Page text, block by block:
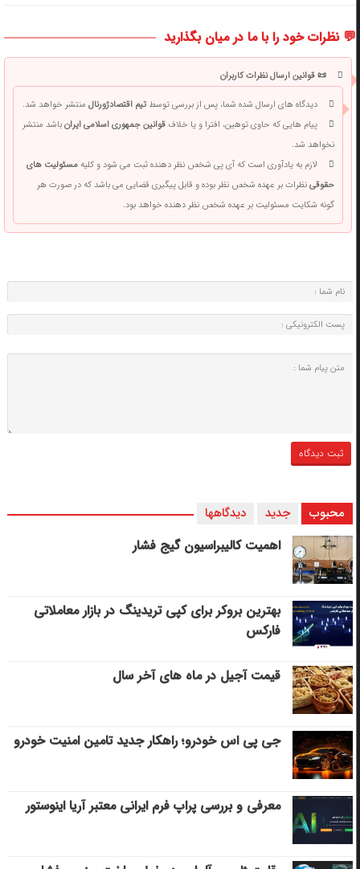
💬 نظرات خود را با ما در میان بگذارید
📜 قوانین ارسال نظرات کاربران
دیدگاه های ارسال شده شما، پس از بررسی توسطتیم اقتصادژورنالمنتشر خواهد شد.
پیام هایی که حاوی توهین، افترا و یا خلافقوانین جمهوری اسلامی ایرانباشد منتشر
نخواهد شد.
لازم به یادآوری است که آی پی شخص نظر دهنده ثبت می شود و کلیهمسئولیت های
حقوقینظرات بر عهده شخص نظر بوده و قابل پیگیری قضایی می باشد که در صورت هر
گونه شکایت مسئولیت بر عهده شخص نظر دهنده خواهد بود.
محبوب جدید دیدگاهها
اهمیت کالیبراسیون گیج فشار
بهترین بروکر برای کپی‌ تریدینگ در بازار معاملاتی
فارکس
قیمت آجیل در ماه های آخر سال
جی پی اس خودرو؛ راهکار جدید تامین امنیت خودرو
معرفی و بررسی پراپ فرم ایرانی معتبر آریا اینوستور